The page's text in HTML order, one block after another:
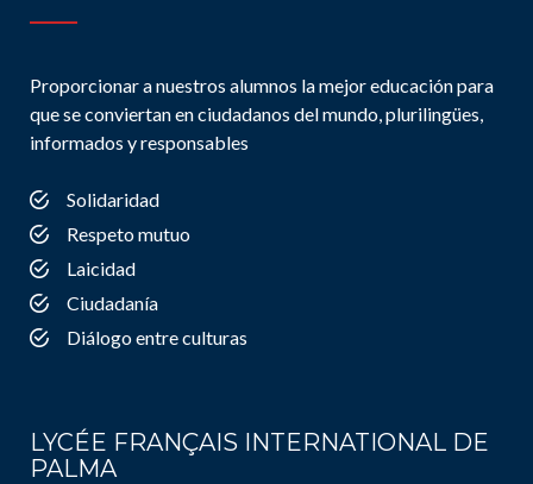
Proporcionar a nuestros alumnos la mejor educación para
que se conviertan en ciudadanos del mundo, plurilingües,
informados y responsables
Solidaridad
Respeto mutuo
Laicidad
Ciudadanía
Diálogo entre culturas
LYCÉE FRANÇAIS INTERNATIONAL DE
PALMA